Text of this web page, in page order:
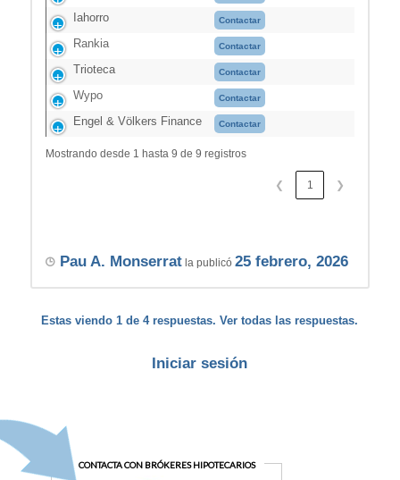
Iahorro Contactar
Rankia Contactar
Trioteca Contactar
Wypo Contactar
Engel & Völkers Finance Contactar
Mostrando desde 1 hasta 9 de 9 registros
❮ 1 ❯
Pau A. Monserratla publicó 25 febrero, 2026
Estas viendo 1 de 4 respuestas. Ver todas las respuestas.
Iniciar sesión